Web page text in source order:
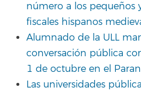
número a los pequeños
fiscales hispanos
Alumnado de la ULL
conversación pública
1 de octubre en el
Las universidades